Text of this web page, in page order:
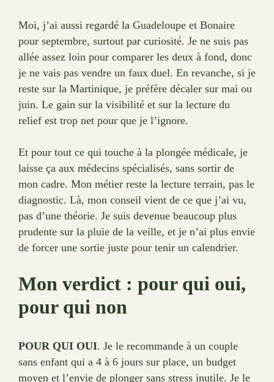
Moi, j’ai aussi regardé la Guadeloupe et Bonaire
pour septembre, surtout par curiosité. Je ne suis pas
allée assez loin pour comparer les deux à fond, donc
je ne vais pas vendre un faux duel. En revanche, si je
reste sur la Martinique, je préfère décaler sur mai ou
juin. Le gain sur la visibilité et sur la lecture du
relief est trop net pour que je l’ignore.
Et pour tout ce qui touche à la plongée médicale, je
laisse ça aux médecins spécialisés, sans sortir de
mon cadre. Mon métier reste la lecture terrain, pas le
diagnostic. Là, mon conseil vient de ce que j’ai vu,
pas d’une théorie. Je suis devenue beaucoup plus
prudente sur la pluie de la veille, et je n’ai plus envie
de forcer une sortie juste pour tenir un calendrier.
Mon verdict : pour qui oui,
pour qui non
POUR QUI OUI. Je le recommande à un couple
sans enfant qui a 4 à 6 jours sur place, un budget
moyen et l’envie de plonger sans stress inutile. Je le